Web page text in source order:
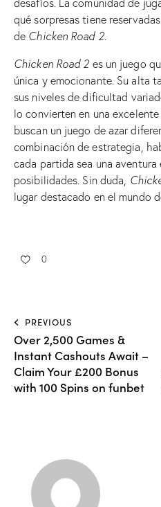
qué sorpresas tiene
de Chicken Road 2.
Chicken Road 2 es un juego
única y emocionante. Su alta
sus niveles de dificultad
lo convierten en una
buscan un juego de azar
combinación de estrategia,
cada partida sea una
posibilidades. Sin duda,
lugar destacado en el mundo
0
PREVIOUS
Over 2,500 Games &
Instant Cashouts Await –
Claim Your £200 Bonus
with 100 Spins on funbet